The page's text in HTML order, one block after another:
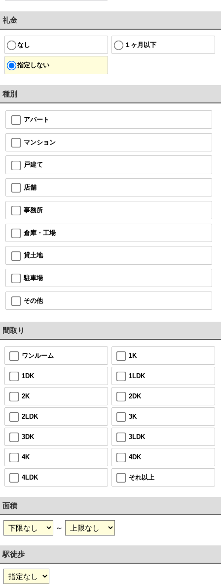
礼金
なし １ヶ月以下
指定しない
種別
アパート
マンション
戸建て
店舗
事務所
倉庫・工場
貸土地
駐車場
その他
間取り
ワンルーム 1K
1DK 1LDK
2K 2DK
2LDK 3K
3DK 3LDK
4K 4DK
4LDK それ以上
面積
～
駅徒歩